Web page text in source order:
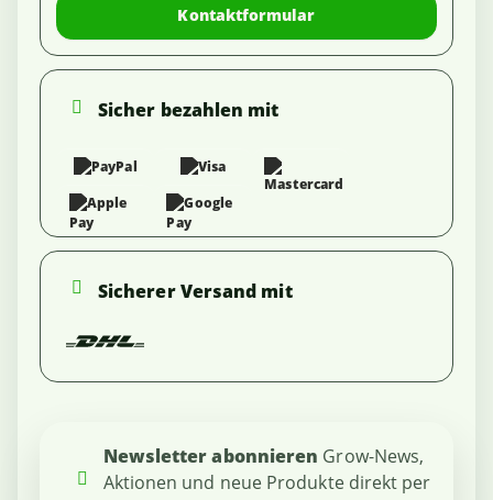
Kontaktformular
Sicher bezahlen mit
Sicherer Versand mit
Newsletter abonnieren Grow-News,
Aktionen und neue Produkte direkt per